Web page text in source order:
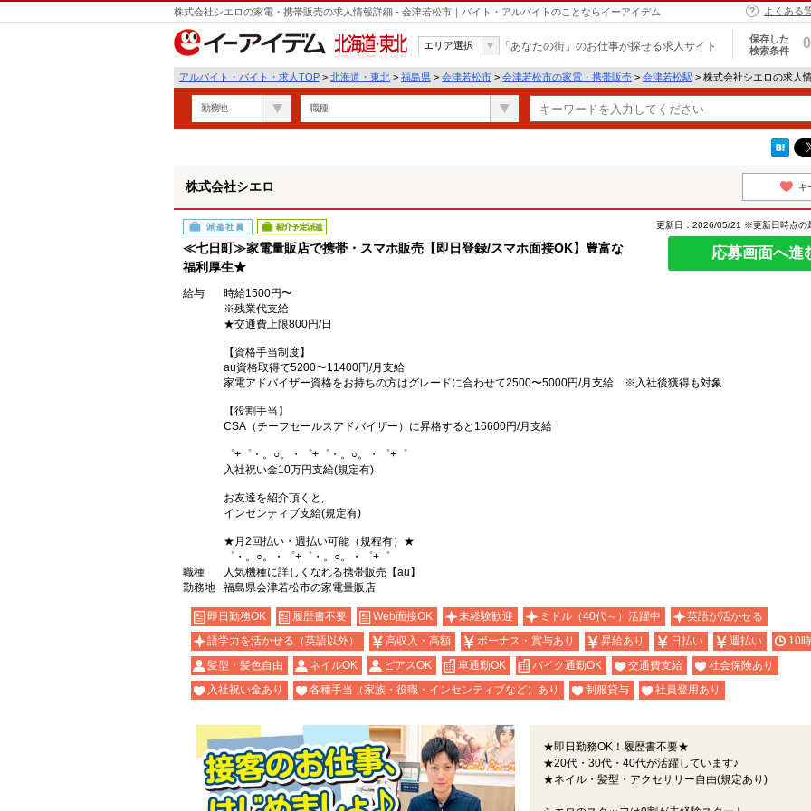
株式会社シエロの家電・携帯販売の求人情報詳細 - 会津若松市｜バイト・アルバイトのことならイーアイデム よくある
北海道・東北
エリア選択 「あなたの街」のお仕事が探せる求人サイト
保存した
検索条件
0
アルバイト・バイト・求人TOP > 北海道・東北 > 福島県 > 会津若松市 > 会津若松市の家電・携帯販売 > 会津若松駅 > 株式会社シエロの求人
勤務地 職種
遣
株式会社シエロ キ
派遣社員 紹介予定派遣
≪七日町≫家電量販店で携帯・スマホ販売【即日登録/スマホ面接OK】豊富な
福利厚生★
更新日：2026/05/21 ※更新日時点の
応募画面へ進
給与
時給1500円〜
※残業代支給
★交通費上限800円/日
【資格手当制度】
au資格取得で5200〜11400円/月支給
家電アドバイザー資格をお持ちの方はグレードに合わせて2500〜5000円/月支給 ※入社後獲得も対象
【役割手当】
CSA（チーフセールスアドバイザー）に昇格すると16600円/月支給
゜+゜・。○。・゜+゜・。○。・゜+゜
入社祝い金10万円支給(規定有)
お友達を紹介頂くと,
インセンティブ支給(規定有)
★月2回払い・週払い可能（規程有）★
゜・。○。・゜+゜・。○。・゜+゜
職種
人気機種に詳しくなれる携帯販売【au】
勤務地
福島県会津若松市の家電量販店
即日勤務OK 履歴書不要 Web面接OK 未経験歓迎 ミドル（40代～）活躍中
英語が活かせる
語学力を活かせる（英語以外）
高収入・高額 ボーナス・賞与あり 昇給あり 日払い 週払い
10
髪型・髪色自由
ネイルOK ピアスOK 車通勤OK バイク通勤OK 交通費支給
社会保険あり
入社祝い金あり
各種手当（家族・役職・インセンティブなど）あり 制服貸与 社員登用あり
★即日勤務OK！履歴書不要★
★20代・30代・40代が活躍しています♪
★ネイル・髪型・アクセサリー自由(規定あり)